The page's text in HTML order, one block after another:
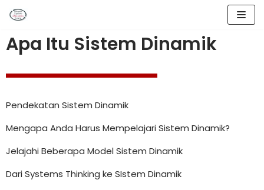
ke
Apa Itu Sistem Dinamik
Pendekatan Sistem Dinamik
Mengapa Anda Harus Mempelajari Sistem Dinamik?
Jelajahi Beberapa Model Sistem Dinamik
Dari Systems Thinking ke SIstem Dinamik